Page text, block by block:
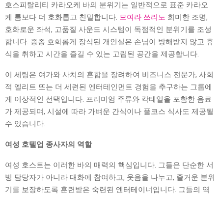
호스피탈리티 카라오케 바의 분위기는 일반적으로 표준 카라오
케 룸보다 더 호화롭고 친밀합니다. 모여라 쓰리노 희미한 조명,
호화로운 좌석, 고품질 사운드 시스템이 독점적인 분위기를 조성
합니다. 종종 호화롭게 장식된 개인실은 손님이 방해받지 않고 휴
식을 취하고 시간을 즐길 수 있는 고립된 공간을 제공합니다.
이 세팅은 여가와 사치의 혼합을 장려하여 비즈니스 전문가, 사회
적 엘리트 또는 더 세련된 엔터테인먼트 경험을 추구하는 그룹에
게 이상적인 선택입니다. 프리미엄 주류와 칵테일을 포함한 음료
가 제공되며, 시설에 따라 가벼운 간식이나 풀코스 식사도 제공될
수 있습니다.
여성 호텔업 종사자의 역할
여성 호스트는 이러한 바의 매력의 핵심입니다. 그들은 단순한 서
빙 담당자가 아니라 대화에 참여하고, 웃음을 나누고, 즐거운 분위
기를 보장하도록 훈련받은 숙련된 엔터테이너입니다. 그들의 역